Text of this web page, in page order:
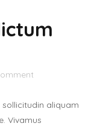
aliquam
Vivamus